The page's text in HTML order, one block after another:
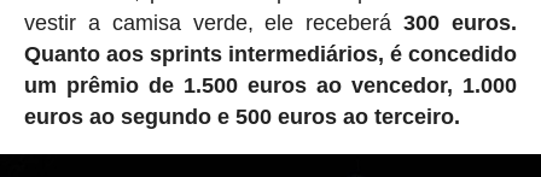
vestir a camisa verde, ele receberá300 euros.
Quanto aos sprints intermediários, é concedido
um prêmio de 1.500 euros ao vencedor, 1.000
euros ao segundo e 500 euros ao terceiro.